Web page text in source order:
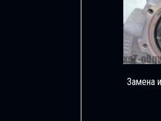
Замена